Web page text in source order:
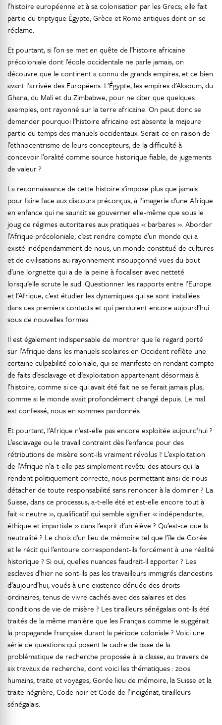
l’histoire européenne et à sa colonisation par les Grecs; elle fait
partie du triptyque Égypte, Grèce et Rome antiques dont on se
réclame.
Et pourtant, si l’on se met en quête de l’histoire africaine
précoloniale dont l’école occidentale ne parle jamais, on
découvre que le continent a connu de grands empires, et ce bien
avant l’arrivée des Européens. L’Égypte, les empires d’Aksoum, du
Ghana, du Mali et du Zimbabwe, pour ne citer que quelques
exemples, ont rayonné sur la terre africaine. On peut donc se
demander pourquoi l’histoire africaine est absente la majeure
partie du temps des manuels occidentaux. Serait-ce en raison de
l’ethnocentrisme de leurs concepteurs, de la difficulté à
concevoir l’oralité comme source historique fiable, de jugements
de valeur ?
La reconnaissance de cette histoire s’impose plus que jamais
pour faire face aux discours préconçus, à l’imagerie d’une Afrique
en enfance qui ne saurait se gouverner elle-même que sous le
joug de régimes autoritaires aux pratiques « barbares ». Aborder
l’Afrique précoloniale, c’est rendre compte d’un monde qui a
existé indépendamment de nous, un monde constitué de cultures
et de civilisations au rayonnement insoupçonné vues du bout
d’une lorgnette qui a de la peine à focaliser avec netteté
lorsqu’elle scrute le sud. Questionner les rapports entre l’Europe
et l’Afrique, c’est étudier les dynamiques qui se sont installées
dans ces premiers contacts et qui perdurent encore aujourd’hui
sous de nouvelles formes.
Il est également indispensable de montrer que le regard porté
sur l’Afrique dans les manuels scolaires en Occident reflète une
certaine culpabilité coloniale, qui se manifeste en rendant compte
de faits d’esclavage et d’exploitation appartenant désormais à
l’histoire; comme si ce qui avait été fait ne se ferait jamais plus,
comme si le monde avait profondément changé depuis. Le mal
est confessé, nous en sommes pardonnés.
Et pourtant, l’Afrique n’est-elle pas encore exploitée aujourd’hui ?
L’esclavage ou le travail contraint dès l’enfance pour des
rétributions de misère sont-ils vraiment révolus ? L’exploitation
de l’Afrique n’a-t-elle pas simplement revêtu des atours qui la
rendent politiquement correcte, nous permettant ainsi de nous
détacher de toute responsabilité sans renoncer à la dominer ? La
Suisse, dans ce processus, a-t-elle été et est-elle encore tout à
fait « neutre », qualificatif qui semble signifier « indépendante,
éthique et impartiale » dans l’esprit d’un élève ? Qu’est-ce que la
neutralité ? Le choix d’un lieu de mémoire tel que l’île de Gorée
et le récit qui l’entoure correspondent-ils forcément à une réalité
historique ? Si oui, quelles nuances faudrait-il apporter ? Les
esclaves d’hier ne sont-ils pas les travailleurs immigrés clandestins
d’aujourd’hui, voués à une existence dénuée des droits
ordinaires, tenus de vivre cachés avec des salaires et des
conditions de vie de misère ? Les tirailleurs sénégalais ont-ils été
traités de la même manière que les Français comme le suggérait
la propagande française durant la période coloniale ? Voici une
série de questions qui posent le cadre de base de la
problématique de recherche proposée à la classe, au travers de
six travaux de recherche, dont voici les thématiques : zoos
humains, traite et voyages, Gorée lieu de mémoire, la Suisse et la
traite négrière, Code noir et Code de l’indigénat, tirailleurs
sénégalais.